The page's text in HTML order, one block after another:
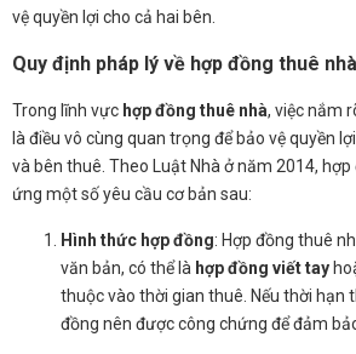
vệ quyền lợi cho cả hai bên.
Quy định pháp lý về hợp đồng thuê nhà
Trong lĩnh vực hợp đồng thuê nhà, việc nắm
là điều vô cùng quan trọng để bảo vệ quyền
và bên thuê. Theo Luật Nhà ở năm 2014,
ứng một số yêu cầu cơ bản sau:
Hình thức hợp đồng: Hợp đồng thuê
văn bản, có thể là hợp đồng viết tay
thuộc vào thời gian thuê. Nếu thời hạn
đồng nên được công chứng để đảm